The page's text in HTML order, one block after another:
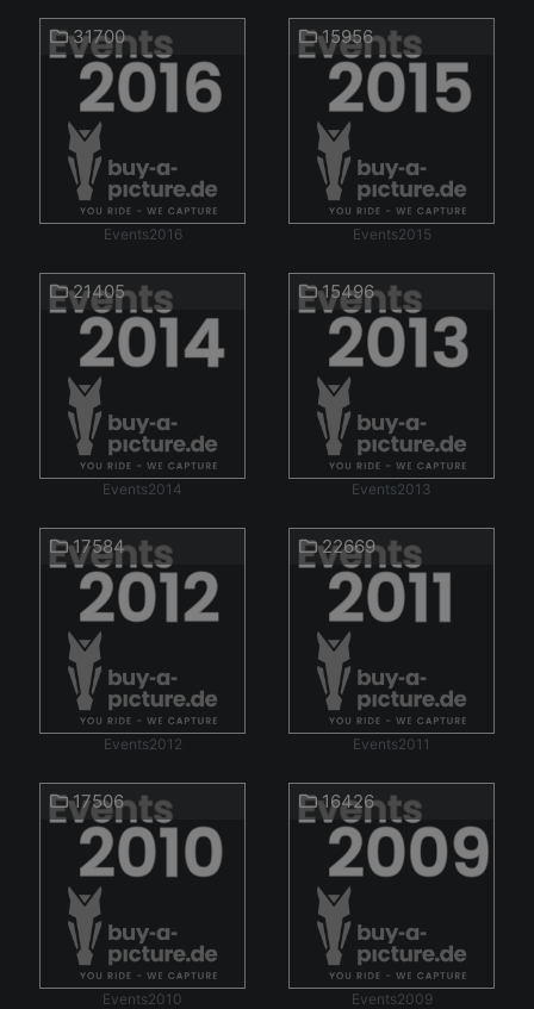
31700
Events2016
15956
Events2015
21405
Events2014
15496
Events2013
17584
Events2012
22669
Events2011
17506
Events2010
16426
Events2009